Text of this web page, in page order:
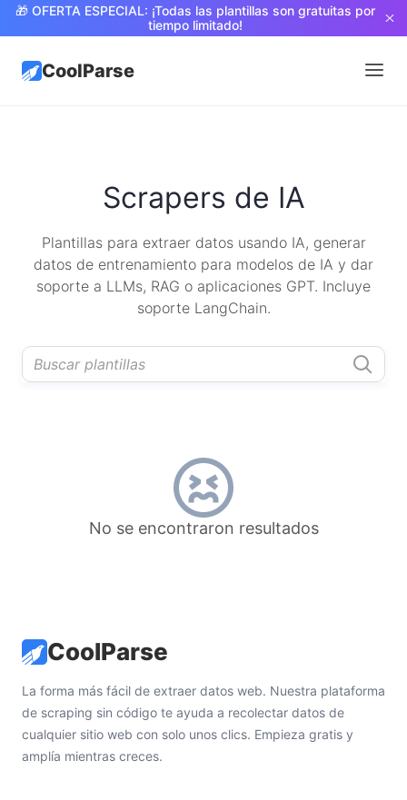
🎁 OFERTA ESPECIAL: ¡Todas las plantillas son gratuitas por
tiempo limitado!
CoolParse
Scrapers de IA
Plantillas para extraer datos usando IA, generar
datos de entrenamiento para modelos de IA y dar
soporte a LLMs, RAG o aplicaciones GPT. Incluye
soporte LangChain.
No se encontraron resultados
CoolParse
La forma más fácil de extraer datos web. Nuestra plataforma
de scraping sin código te ayuda a recolectar datos de
cualquier sitio web con solo unos clics. Empieza gratis y
amplía mientras creces.